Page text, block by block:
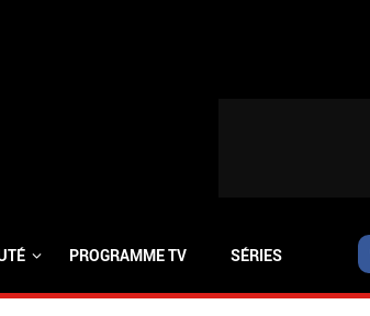
PROGRAMME TV SÉRIES